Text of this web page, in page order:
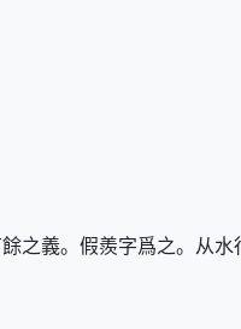
之義。假羨字爲之。从水